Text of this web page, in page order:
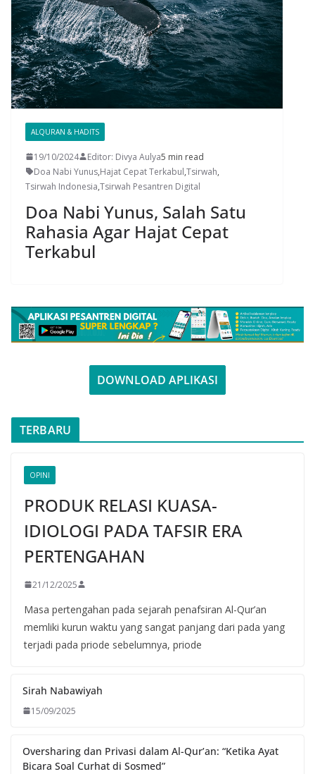
ALQURAN & HADITS
19/10/2024 Editor: Divya Aulya5 min read
Doa Nabi Yunus,Hajat Cepat Terkabul,Tsirwah,
Tsirwah Indonesia,Tsirwah Pesantren Digital
Doa Nabi Yunus, Salah Satu
Rahasia Agar Hajat Cepat
Terkabul
DOWNLOAD APLIKASI
TERBARU
OPINI
PRODUK RELASI KUASA-
IDIOLOGI PADA TAFSIR ERA
PERTENGAHAN
21/12/2025
Masa pertengahan pada sejarah penafsiran Al-Qur’an
memliki kurun waktu yang sangat panjang dari pada yang
terjadi pada priode sebelumnya, priode
Sirah Nabawiyah
15/09/2025
Oversharing dan Privasi dalam Al-Qur’an: “Ketika Ayat
Bicara Soal Curhat di Sosmed”